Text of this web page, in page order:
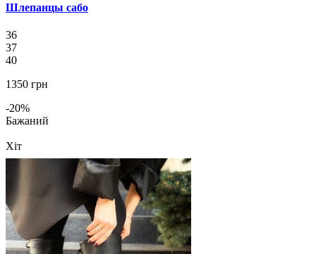
Шлепанцы сабо
36
37
40
1350 грн
-20%
Бажаний
Хіт